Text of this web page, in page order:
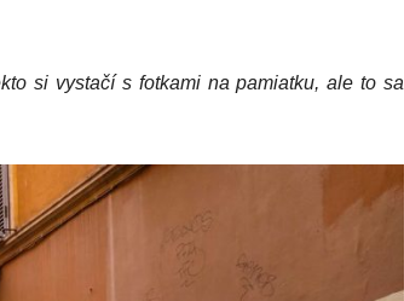
si vystačí s fotkami na pamiatku, ale to sa